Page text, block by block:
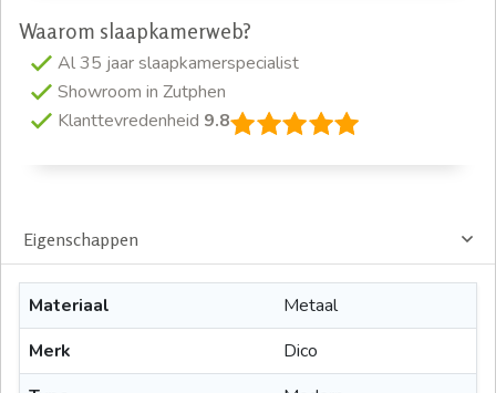
Waarom slaapkamerweb?
Al 35 jaar slaapkamerspecialist
Showroom in Zutphen
Klanttevredenheid 9.8
Eigenschappen
Materiaal
Metaal
Merk
Dico